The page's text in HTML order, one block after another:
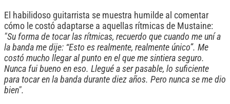
El habilidoso guitarrista se muestra humilde al comentar
cómo le costó adaptarse a aquellas rítmicas de Mustaine:
"Su forma de tocar las rítmicas, recuerdo que cuando me uní a
la banda me dije: “Esto es realmente, realmente único”. Me
costó mucho llegar al punto en el que me sintiera seguro.
Nunca fui bueno en eso. Llegué a ser pasable, lo suficiente
para tocar en la banda durante diez años. Pero nunca se me dio
bien".